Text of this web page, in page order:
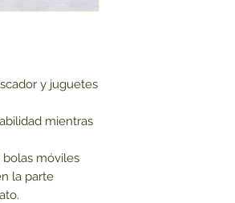
y juguetes
mientras
móviles
la parte